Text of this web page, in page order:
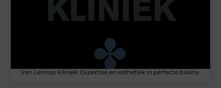
Van Lennep Kliniek: Expertise en esthetiek in perfecte balans